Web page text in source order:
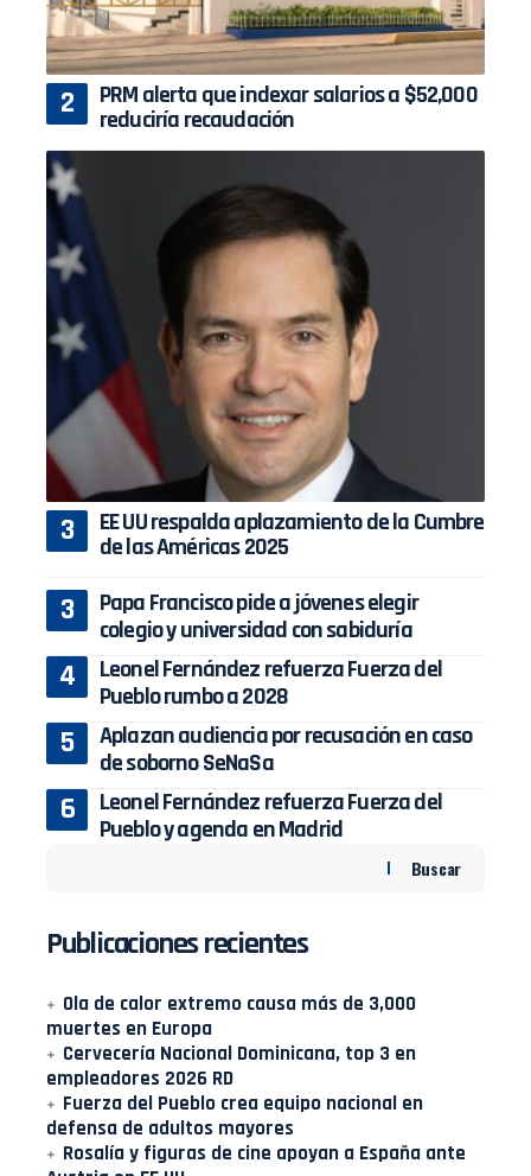
PRM alerta que indexar salarios a $52,000
reduciría recaudación
EE UU respalda aplazamiento de la Cumbre
de las Américas 2025
Papa Francisco pide a jóvenes elegir
colegio y universidad con sabiduría
Leonel Fernández refuerza Fuerza del
Pueblo rumbo a 2028
Aplazan audiencia por recusación en caso
de soborno SeNaSa
Leonel Fernández refuerza Fuerza del
Pueblo y agenda en Madrid
Buscar
Publicaciones recientes
Ola de calor extremo causa más de 3,000
muertes en Europa
Cervecería Nacional Dominicana, top 3 en
empleadores 2026 RD
Fuerza del Pueblo crea equipo nacional en
defensa de adultos mayores
Rosalía y figuras de cine apoyan a España ante